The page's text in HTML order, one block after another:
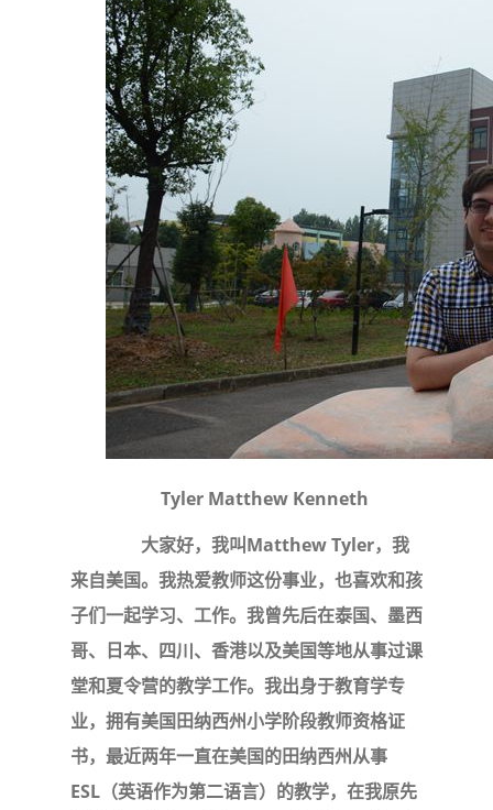
Tyler Matthew Kenneth
大家好，我叫Matthew Tyler，我
来自美国。我热爱教师这份事业，也喜欢和孩
子们一起学习、工作。我曾先后在泰国、墨西
哥、日本、四川、香港以及美国等地从事过课
堂和夏令营的教学工作。我出身于教育学专
业，拥有美国田纳西州小学阶段教师资格证
书，最近两年一直在美国的田纳西州从事
ESL（英语作为第二语言）的教学，在我原先